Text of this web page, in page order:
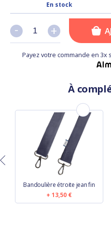
En stock
+
- +
-
Payez votre commande en 3x
À
Bandoulière étroite jean fin
13,50 €